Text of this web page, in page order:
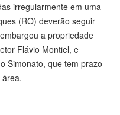
irregularmente em uma
(RO) deverão seguir
a propriedade
Flávio Montiel, e
Simonato, que tem prazo